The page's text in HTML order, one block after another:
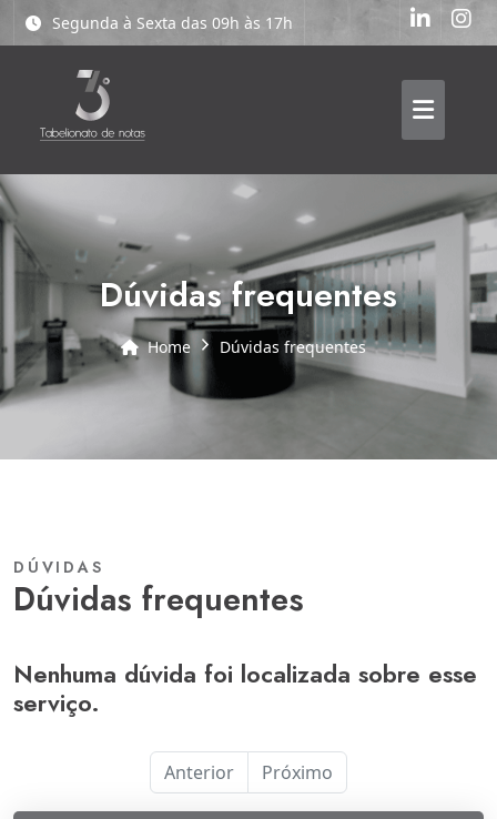
Segunda à Sexta das 09h às 17h
dúvidas frequentes
Home dúvidas frequentes
DÚVIDAS
dúvidas frequentes
Nenhuma dúvida foi localizada sobre esse
serviço.
Anterior Próximo